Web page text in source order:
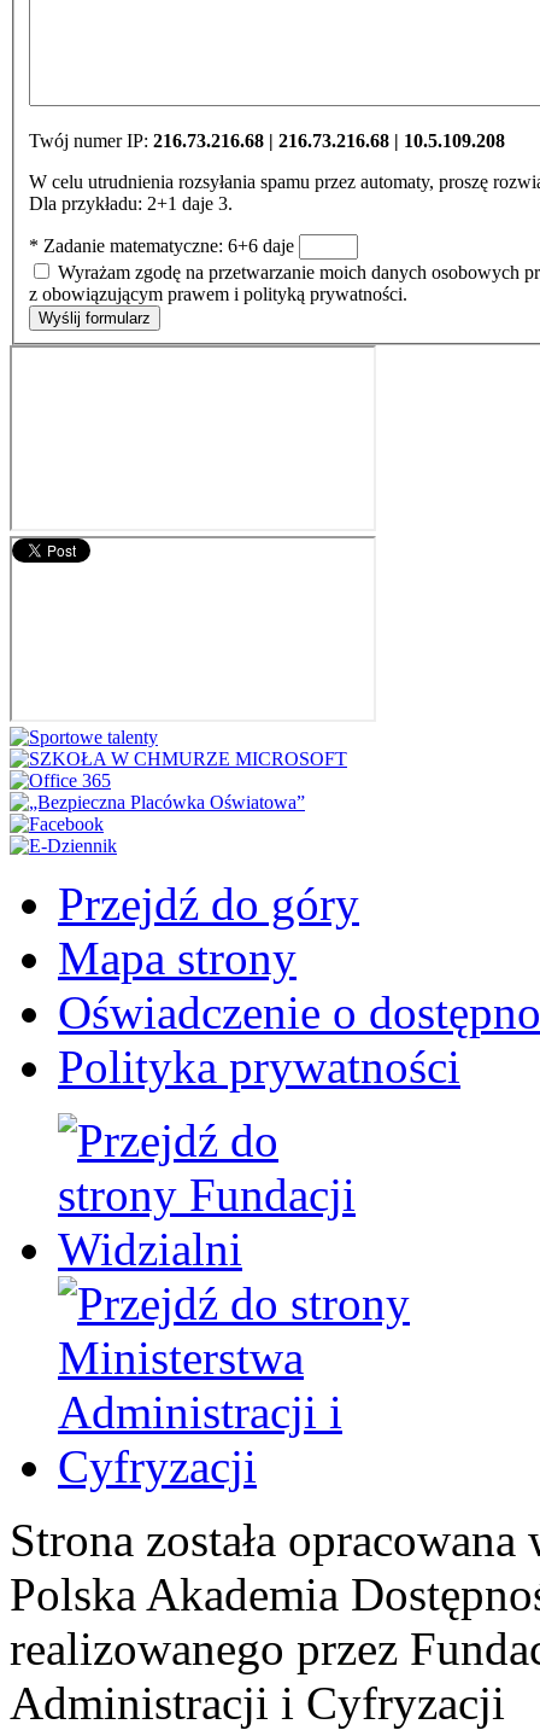
Twój numer IP: 216.73.216.68 | 216.73.216.68 | 10.5.109.208
W celu utrudnienia rozsyłania spamu przez automaty, proszę
Dla przykładu: 2+1 daje 3.
* Zadanie matematyczne: 6+6 daje
Wyrażam zgodę na przetwarzanie moich danych osobowych
z obowiązującym prawem i polityką prywatności.
Przejdź do góry
Mapa strony
Oświadczenie o
Polityka prywatności
Strona została
Polska Akademia
realizowanego przez
Administracji i Cyfryzacji